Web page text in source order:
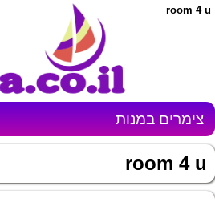
room 4 u
צימרים במנות
room 4 u